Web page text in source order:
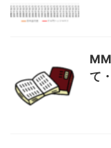
て